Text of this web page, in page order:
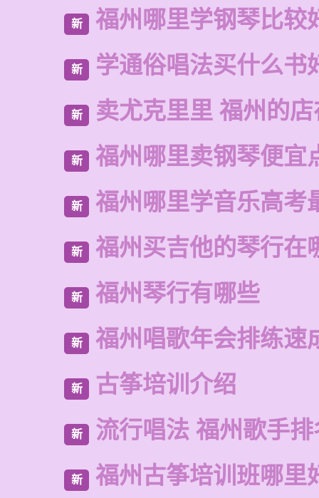
新 福州哪里学钢琴比较
新 学通俗唱法买什么书
新 卖尤克里里 福州的
新 福州哪里卖钢琴便宜
新 福州哪里学音乐高考
新 福州买吉他的琴行在
新 福州琴行有哪些
新 福州唱歌年会排练速
新 古筝培训介绍
新 流行唱法 福州歌手排
新 福州古筝培训班哪里